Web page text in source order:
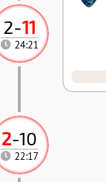
2-10
22:17
2-11
24:21